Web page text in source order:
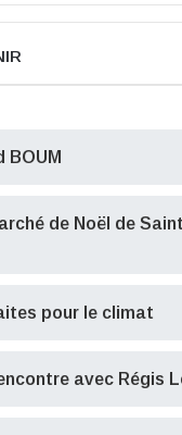
BOUM
de Noël de
pour le climat
avec Régis